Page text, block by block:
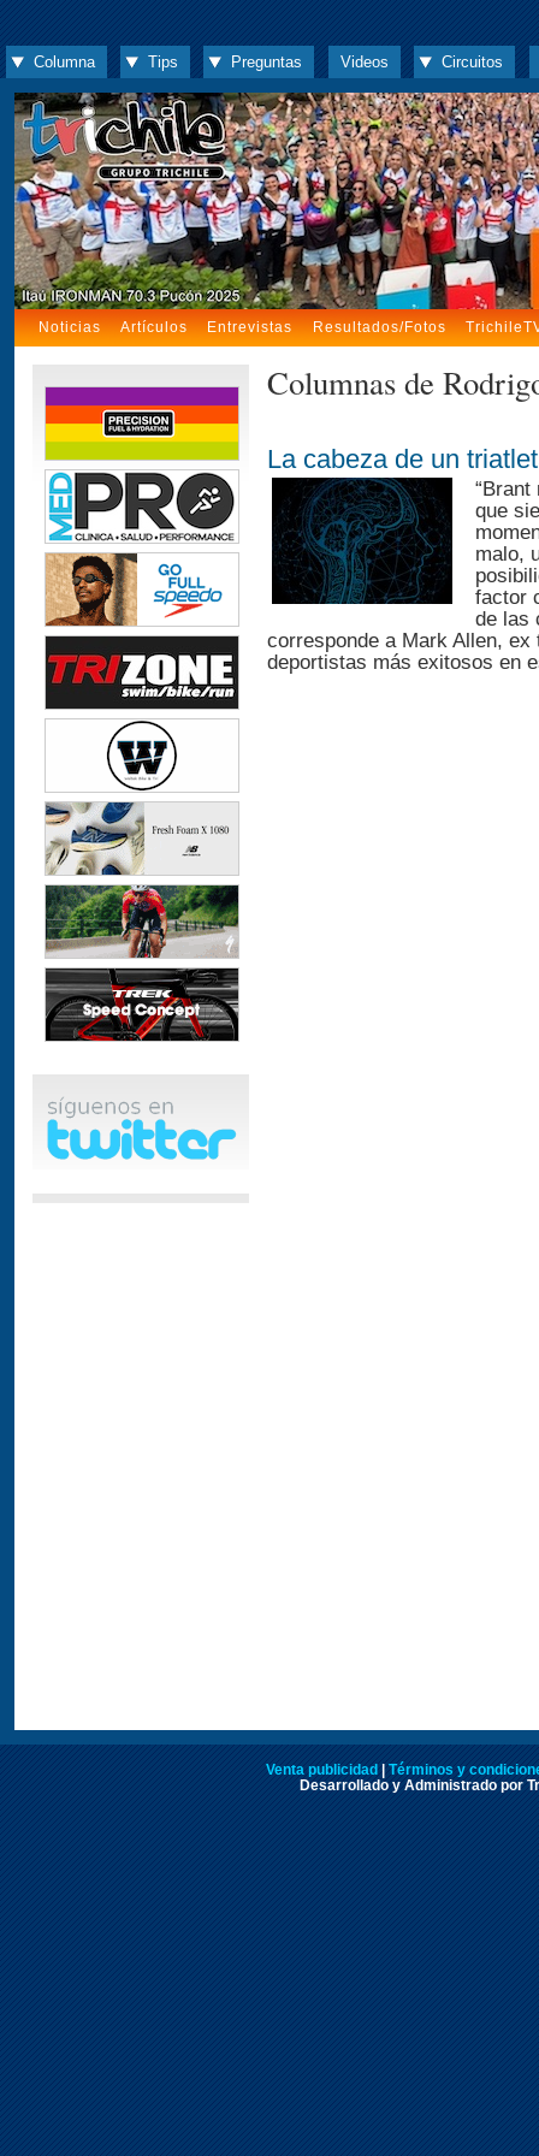
Columna Tips Preguntas Videos Circuitos
Noticias Artículos Entrevistas Resultados/Fotos
Columnas de
La cabeza de un
que
malo,
factor
de las
corresponde a Mark Allen,
deportistas más exitosos en
Venta publicidad | Términos y
Desarrollado y Administrado por